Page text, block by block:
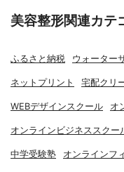
美容整形関連カテ
ふるさと納税 ウォーター
ネットプリント 宅配クリ
WEBデザインスクール オ
オンラインビジネススクー
中学受験塾 オンラインフ